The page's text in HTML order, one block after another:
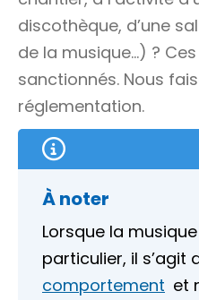
discothèque, d’une
de la musique…) ?
sanctionnés. Nous
réglementation.
À noter
Lorsque la
particulier, il s’agit
comportement et